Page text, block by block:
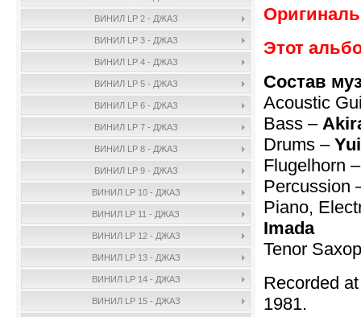
ВИНИЛ LP 2 - ДЖАЗ
ВИНИЛ LP 3 - ДЖАЗ
ВИНИЛ LP 4 - ДЖАЗ
ВИНИЛ LP 5 - ДЖАЗ
ВИНИЛ LP 6 - ДЖАЗ
ВИНИЛ LP 7 - ДЖАЗ
ВИНИЛ LP 8 - ДЖАЗ
ВИНИЛ LP 9 - ДЖАЗ
ВИНИЛ LP 10 - ДЖАЗ
ВИНИЛ LP 11 - ДЖАЗ
ВИНИЛ LP 12 - ДЖАЗ
ВИНИЛ LP 13 - ДЖАЗ
ВИНИЛ LP 14 - ДЖАЗ
ВИНИЛ LP 15 - ДЖАЗ
Этот
Состав
Acoustic
Bass –
Drums –
Flugelhorn
Percussion
Piano,
Imada
Tenor
Recorded
1981.